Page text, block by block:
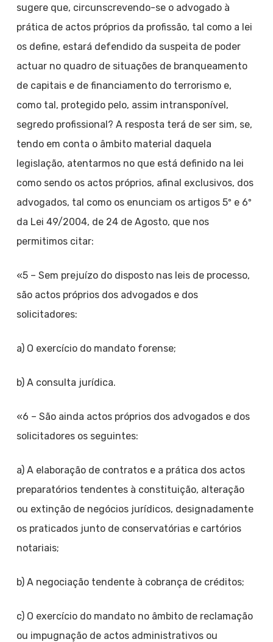
sugere que, circunscrevendo-se o advogado à
prática de actos próprios da profissão, tal como a lei
os define, estará defendido da suspeita de poder
actuar no quadro de situações de branqueamento
de capitais e de financiamento do terrorismo e,
como tal, protegido pelo, assim intransponível,
segredo profissional? A resposta terá de ser sim, se,
tendo em conta o âmbito material daquela
legislação, atentarmos no que está definido na lei
como sendo os actos próprios, afinal exclusivos, dos
advogados, tal como os enunciam os artigos 5º e 6º
da Lei 49/2004, de 24 de Agosto, que nos
permitimos citar:
«5 – Sem prejuízo do disposto nas leis de processo,
são actos próprios dos advogados e dos
solicitadores:
a) O exercício do mandato forense;
b) A consulta jurídica.
«6 – São ainda actos próprios dos advogados e dos
solicitadores os seguintes:
a) A elaboração de contratos e a prática dos actos
preparatórios tendentes à constituição, alteração
ou extinção de negócios jurídicos, designadamente
os praticados junto de conservatórias e cartórios
notariais;
b) A negociação tendente à cobrança de créditos;
c) O exercício do mandato no âmbito de reclamação
ou impugnação de actos administrativos ou